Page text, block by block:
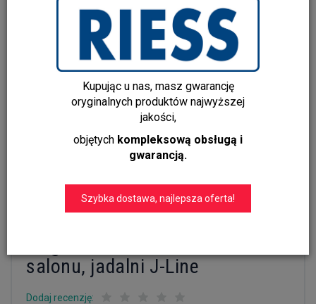
Kupując u nas, masz gwarancję
oryginalnych produktów najwyższej
jakości,
objętych kompleksową obsługą i
gwarancją.
Szybka dostawa, najlepsza oferta!
salonu, jadalni J-Line
Dodaj recenzję: